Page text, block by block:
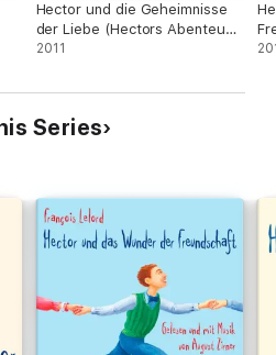
Hector und die Geheimnisse
der Liebe (Hectors Abenteuer
2)
2011
Series